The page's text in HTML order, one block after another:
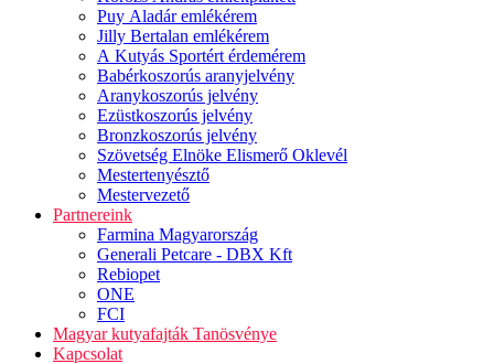
Puy Aladár emlékérem
Jilly Bertalan emlékérem
A Kutyás Sportért érdemérem
Babérkoszorús aranyjelvény
Aranykoszorús jelvény
Ezüstkoszorús jelvény
Bronzkoszorús jelvény
Szövetség Elnöke Elismerő Oklevél
Mestertenyésztő
Mestervezető
Partnereink
Farmina Magyarország
Generali Petcare - DBX Kft
Rebiopet
ONE
FCI
Magyar kutyafajták Tanösvénye
Kapcsolat